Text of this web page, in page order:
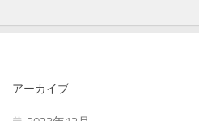
アーカイブ